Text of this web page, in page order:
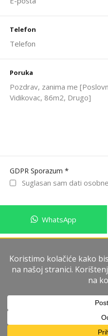
Telefon
Poruka
GDPR Sporazum *
Suglasan sam dati
WhatsApp
Imperium